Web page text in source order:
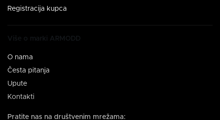
Registracija kupca
Više o marki ARMODD
O nama
Česta pitanja
Upute
Kontakti
Pratite nas na društvenim mrežama: